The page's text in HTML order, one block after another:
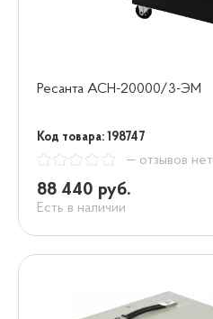
Ресанта АСН-20000/3-ЭМ
Код товара: 198747
— отзывов нет
88 440 руб.
Есть в наличии